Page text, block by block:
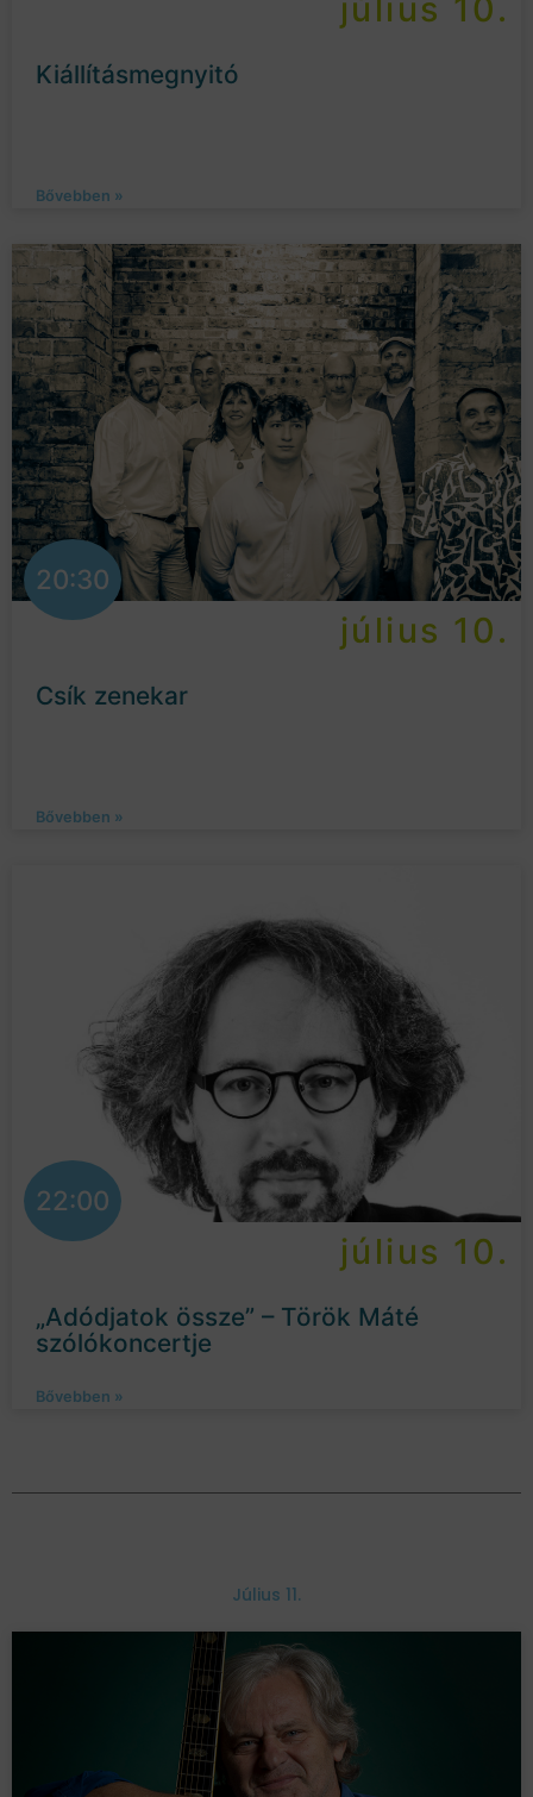
július 10.
Kiállításmegnyitó
Bővebben »
20:30
július 10.
Csík zenekar
Bővebben »
22:00
július 10.
„Adódjatok össze” – Török Máté
szólókoncertje
Bővebben »
Július 11.